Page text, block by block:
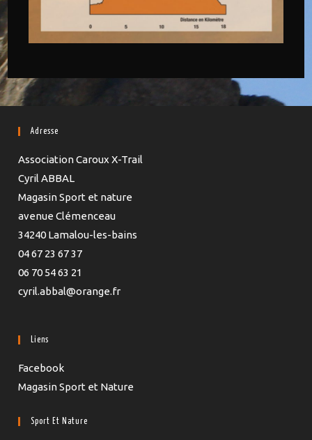
Adresse
Association Caroux X-Trail
Cyril ABBAL
Magasin Sport et nature
avenue Clémenceau
34240 Lamalou-les-bains
04 67 23 67 37
06 70 54 63 21
cyril.abbal@orange.fr
Liens
Facebook
Magasin Sport et Nature
Sport Et Nature